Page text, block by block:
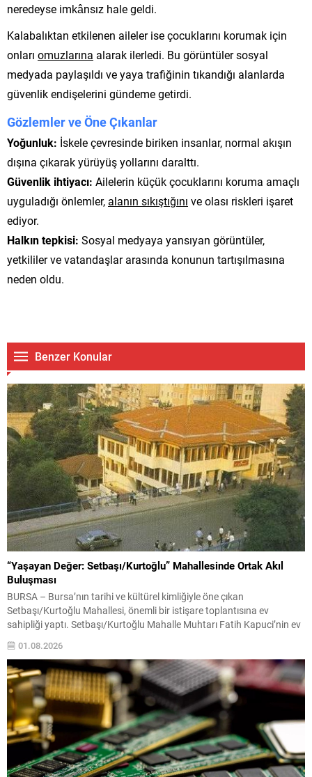
neredeyse imkânsız hale geldi.
Kalabalıktan etkilenen aileler ise çocuklarını korumak için
onları omuzlarına alarak ilerledi. Bu görüntüler sosyal
medyada paylaşıldı ve yaya trafiğinin tıkandığı alanlarda
güvenlik endişelerini gündeme getirdi.
Gözlemler ve Öne Çıkanlar
Yoğunluk: İskele çevresinde biriken insanlar, normal akışın
dışına çıkarak yürüyüş yollarını daralttı.
Güvenlik ihtiyacı: Ailelerin küçük çocuklarını koruma amaçlı
uyguladığı önlemler, alanın sıkıştığını ve olası riskleri işaret
ediyor.
Halkın tepkisi: Sosyal medyaya yansıyan görüntüler,
yetkililer ve vatandaşlar arasında konunun tartışılmasına
neden oldu.
Benzer Konular
“Yaşayan Değer: Setbaşı/Kurtoğlu” Mahallesinde Ortak Akıl
Buluşması
BURSA – Bursa’nın tarihi ve kültürel kimliğiyle öne çıkan
Setbaşı/Kurtoğlu Mahallesi, önemli bir istişare toplantısına ev
sahipliği yaptı. Setbaşı/Kurtoğlu Mahalle Muhtarı Fatih Kapuci’nin ev
Davut Gürkan, Yıldırım Belediye Başkanı Oktay Yılmaz ve AK Parti
Yıldırım İlçe Başkanı İrfan Akkaya mahalleyi ziyaret ederek...
01.08.2026